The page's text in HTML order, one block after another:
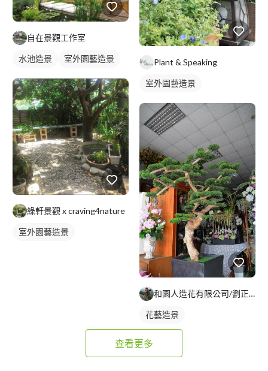
自在景觀工作室
水池造景 室外園藝造景
綠軒景觀 x craving4nature
室外園藝造景
Plant & Speaking
室外園藝造景
和園人造花有限公司/劉正凱
花藝造景
查看更多